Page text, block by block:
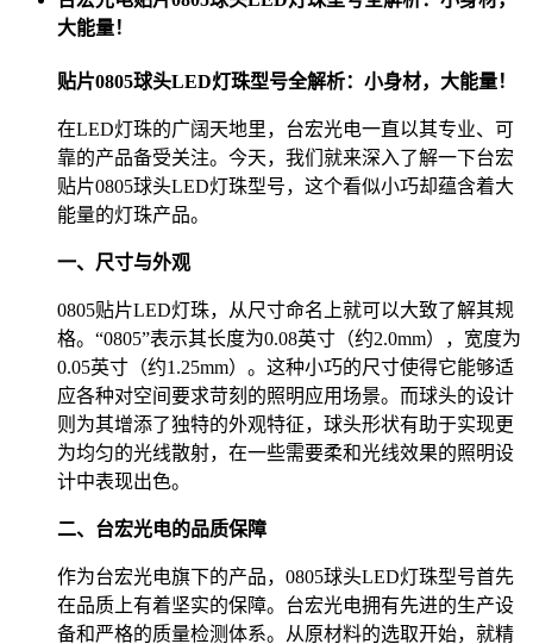
大能量！
贴片0805球头LED灯珠型号全解析：小身材，大能量！
在LED灯珠的广阔天地里，台宏光电一直以其专业、可
靠的产品备受关注。今天，我们就来深入了解一下台宏
贴片0805球头LED灯珠型号，这个看似小巧却蕴含着大
能量的灯珠产品。
一、尺寸与外观
0805贴片LED灯珠，从尺寸命名上就可以大致了解其规
格。“0805”表示其长度为0.08英寸（约2.0mm），宽度为
0.05英寸（约1.25mm）。这种小巧的尺寸使得它能够适
应各种对空间要求苛刻的照明应用场景。而球头的设计
则为其增添了独特的外观特征，球头形状有助于实现更
为均匀的光线散射，在一些需要柔和光线效果的照明设
计中表现出色。
二、台宏光电的品质保障
作为台宏光电旗下的产品，0805球头LED灯珠型号首先
在品质上有着坚实的保障。台宏光电拥有先进的生产设
备和严格的质量检测体系。从原材料的选取开始，就精